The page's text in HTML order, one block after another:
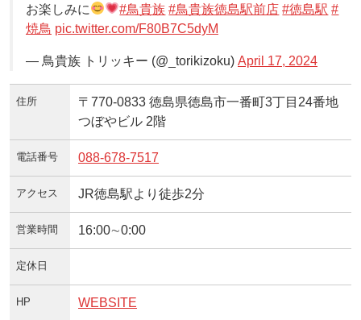
お楽しみに
#鳥貴族 #鳥貴族徳島駅前店 #徳島駅 #
焼鳥 pic.twitter.com/F80B7C5dyM
— 鳥貴族 トリッキー (@_torikizoku) April 17, 2024
住所
〒770-0833 徳島県徳島市一番町3丁目24番地
つぼやビル 2階
電話番号 088-678-7517
アクセス JR徳島駅より徒歩2分
営業時間 16:00∼0:00
定休日
HP WEBSITE